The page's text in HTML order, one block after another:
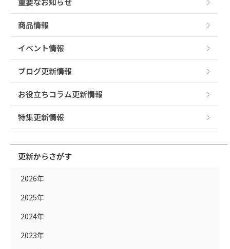
商品情報
イベント情報
ブログ更新情報
お役立ちコラム更新情報
特集更新情報
更新からさがす
2026年
2025年
2024年
2023年